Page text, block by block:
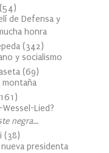
(54)
de Defensa y
honra
(342)
y socialismo
(69)
montaña
161 )
Lied?
negra…
(38)
presidenta